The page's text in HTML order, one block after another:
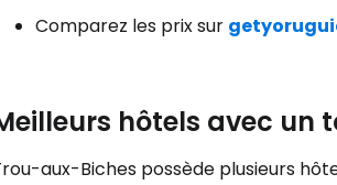
Comparez les prix sur
hôtels avec un
aux-Biches possède plusieurs